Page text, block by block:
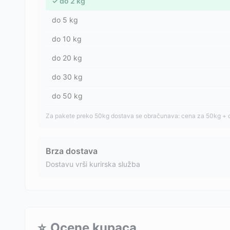
do 5 kg
do 10 kg
do 20 kg
do 30 kg
do 50 kg
Za pakete preko 50kg dostava se obračunava: cena za 50kg +
Brza dostava
Dostavu vrši kurirska služba